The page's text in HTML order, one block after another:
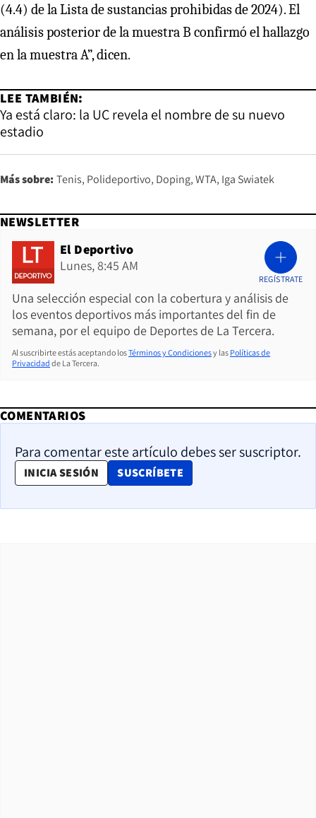
(4.4) de la Lista de sustancias prohibidas de 2024). El
análisis posterior de la muestra B confirmó el hallazgo
en la muestra A”, dicen.
LEE TAMBIÉN:
Ya está claro: la UC revela el nombre de su nuevo
estadio
Más sobre: Tenis Polideportivo Doping WTA Iga Swiatek
NEWSLETTER
El Deportivo
Lunes, 8:45 AM
Una selección especial con la cobertura y análisis de
los eventos deportivos más importantes del fin de
semana, por el equipo de Deportes de La Tercera.
REGÍSTRATE
Al suscribirte estás aceptando losTérminos y Condicionesy las Políticas de
Privacidad de La Tercera.
COMENTARIOS
Para comentar este artículo debes ser suscriptor.
INICIA SESIÓN SUSCRÍBETE
OPENS IN NEW WINDOW